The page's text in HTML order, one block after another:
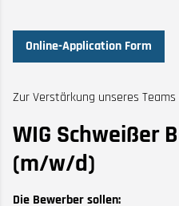
Online-Application Form
Zur Verstärkung unseres
WIG Schweißer
(m/w/d)
Die Bewerber sollen: